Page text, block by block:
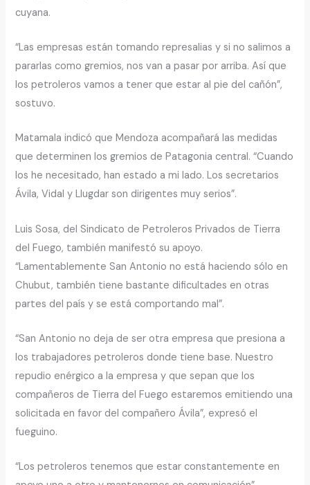
cuyana.
“Las empresas están tomando represalias y si no salimos a
pararlas como gremios, nos van a pasar por arriba. Así que
los petroleros vamos a tener que estar al pie del cañón”,
sostuvo.
Matamala indicó que Mendoza acompañará las medidas
que determinen los gremios de Patagonia central. “Cuando
los he necesitado, han estado a mi lado. Los secretarios
Ávila, Vidal y Llugdar son dirigentes muy serios”.
Luis Sosa, del Sindicato de Petroleros Privados de Tierra
del Fuego, también manifestó su apoyo.
“Lamentablemente San Antonio no está haciendo sólo en
Chubut, también tiene bastante dificultades en otras
partes del país y se está comportando mal”.
“San Antonio no deja de ser otra empresa que presiona a
los trabajadores petroleros donde tiene base. Nuestro
repudio enérgico a la empresa y que sepan que los
compañeros de Tierra del Fuego estaremos emitiendo una
solicitada en favor del compañero Ávila”, expresó el
fueguino.
“Los petroleros tenemos que estar constantemente en